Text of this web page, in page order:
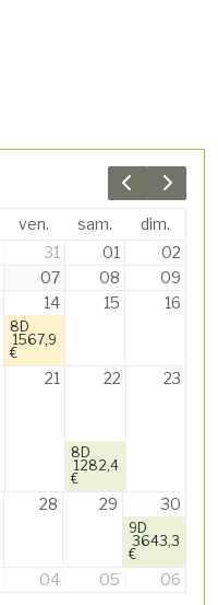
Previous
Next
ven. sam.
dim.
31 01
02
07 08
09
14
8D
1567,9
€
15 16
21 22
8D
1282,4
€
23
28 29 30
9D
3643,3
€
04 05 06